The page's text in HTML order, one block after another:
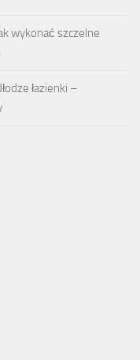
wykonać szczelne
łazienki –